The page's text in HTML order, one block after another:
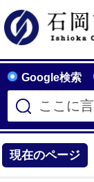
Google検索
現在のページ